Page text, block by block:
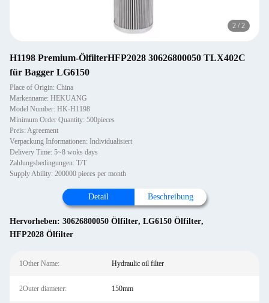
2 / 2
H1198 Premium-ÖlfilterHFP2028 30626800050 TLX402C
für Bagger LG6150
Place of Origin: China
Markenname: HEKUANG
Model Number: HK-H1198
Minimum Order Quantity: 500pieces
Preis: Agreement
Verpackung Informationen: Individualisiert
Delivery Time: 5~8 woks days
Zahlungsbedingungen: T/T
Supply Ability: 200000 pieces per month
Detail Beschreibung
Hervorheben: 30626800050 Ölfilter, LG6150 Ölfilter,
HFP2028 Ölfilter
1Other Name: Hydraulic oil filter
2Outer diameter: 150mm